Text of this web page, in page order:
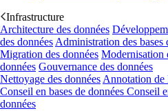
Infrastructure
Architecture des données
des données Administration des bases
Migration des données Modernisation
données Gouvernance des données
Nettoyage des données Annotation de
Conseil en bases de données Conseil
données